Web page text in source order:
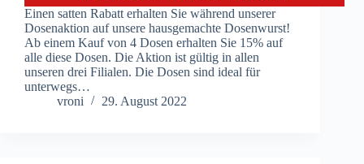
Einen satten Rabatt erhalten Sie während unserer
Dosenaktion auf unsere hausgemachte Dosenwurst!
Ab einem Kauf von 4 Dosen erhalten Sie 15% auf
alle diese Dosen. Die Aktion ist gültig in allen
unseren drei Filialen. Die Dosen sind ideal für
unterwegs…
vroni
29. August 2022